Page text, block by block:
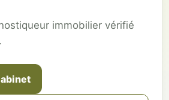
immobilier vérifié